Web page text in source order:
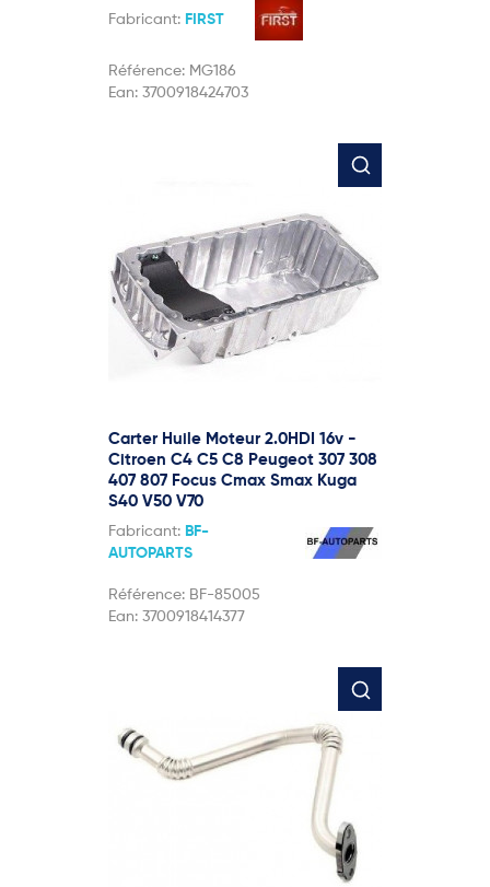
Fabricant: FIRST
Référence: MG186
Ean: 3700918424703
Carter Huile Moteur 2.0HDI 16v -
Citroen C4 C5 C8 Peugeot 307 308
407 807 Focus Cmax Smax Kuga
S40 V50 V70
Fabricant: BF-
AUTOPARTS
Référence: BF-85005
Ean: 3700918414377